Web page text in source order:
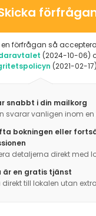
förfrågan så
(2024-10-06)
(2021-02-
snabbt i din mailkorg
svarar vanligen inom
bokningen eller
detaljerna direkt med
är en gratis tjänst
direkt till lokalen utan